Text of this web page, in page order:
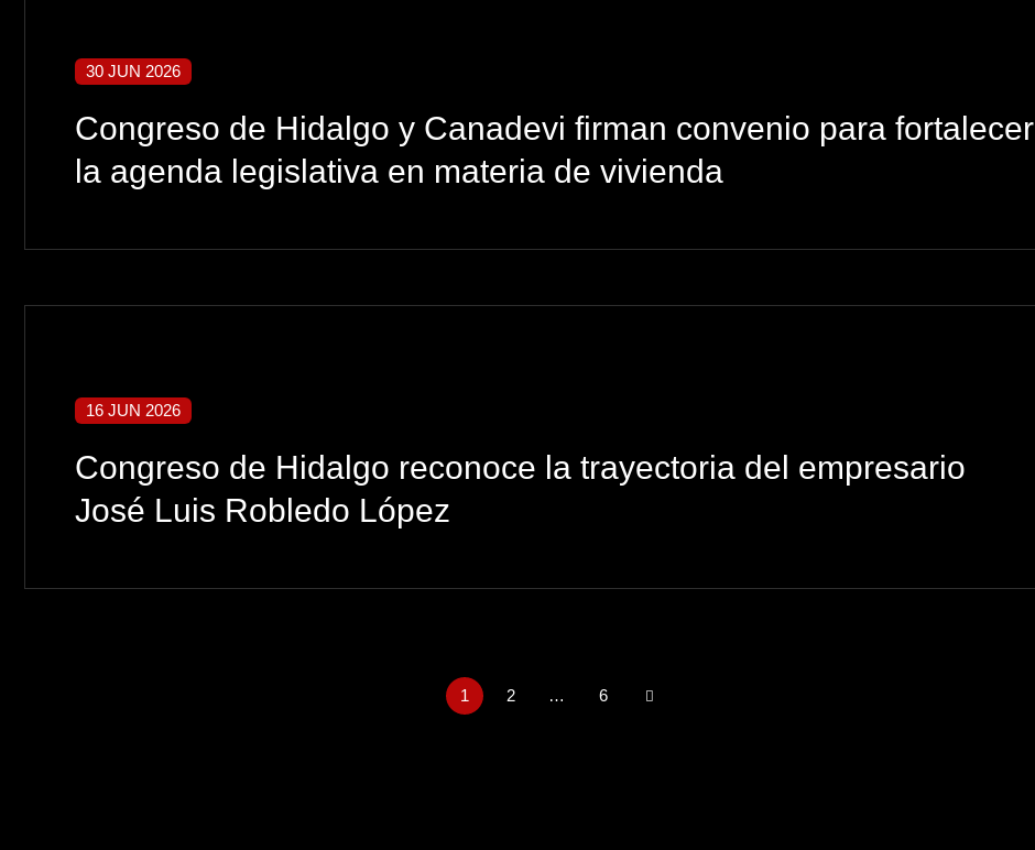
30 JUN 2026
Congreso de Hidalgo y Canadevi firman convenio para fortalecer
la agenda legislativa en materia de vivienda
16 JUN 2026
Congreso de Hidalgo reconoce la trayectoria del empresario
José Luis Robledo López
1 2 … 6